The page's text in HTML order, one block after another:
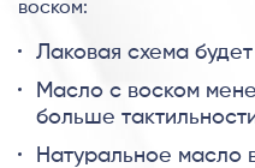
воском:
Лаковая схема
Масло с воском
больше
Натуральное масло